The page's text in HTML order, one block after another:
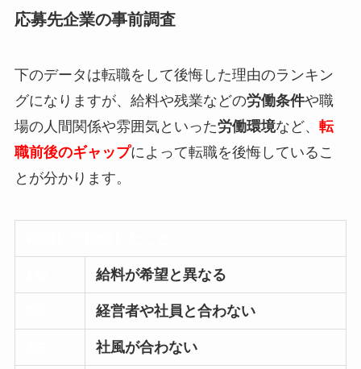
応募先企業の事前調査
下のデータは転職をして後悔した理由のランキン
グになりますが、給料や残業などの労働条件や職
場の人間関係や雰囲気といった労働環境など、 転
職前後のギャップによって転職を後悔しているこ
とが分かります。
給料が希望と異なる
経営者や社員と合わない
社風が合わない